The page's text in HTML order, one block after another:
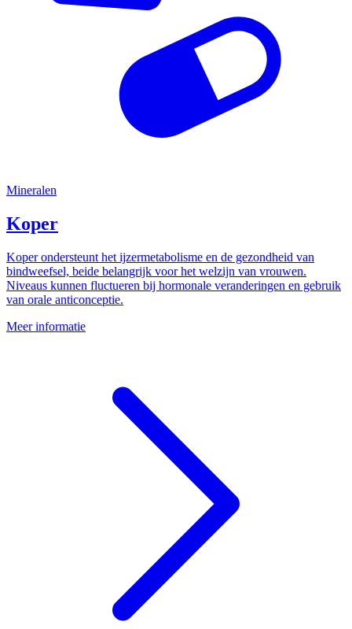
Mineralen
Koper
Koper ondersteunt het ijzermetabolisme en de gezondheid van
bindweefsel, beide belangrijk voor het welzijn van vrouwen.
Niveaus kunnen fluctueren bij hormonale veranderingen en gebruik
van orale anticonceptie.
Meer informatie